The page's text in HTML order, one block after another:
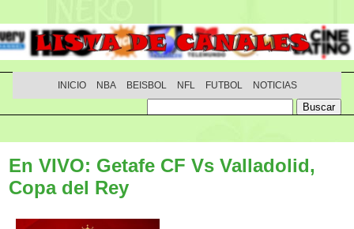
INICIO NBA BEISBOL NFL FUTBOL NOTICIAS
En VIVO: Getafe CF Vs Valladolid,
Copa del Rey